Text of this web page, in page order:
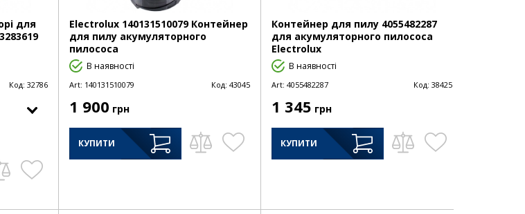
для
Код: 32786
Electrolux 140131510079 Контейнер
для пилу акумуляторного
пилососа
В наявності
Art: 140131510079 Код: 43045
1 900 грн
КУПИТИ
Контейнер для пилу 4055482287
для акумуляторного пилососа
Electrolux
В наявності
Art: 4055482287 Код: 38425
1 345 грн
КУПИТИ